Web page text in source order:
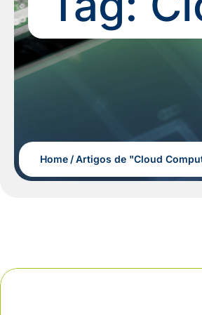
Home Artigos de "Cloud